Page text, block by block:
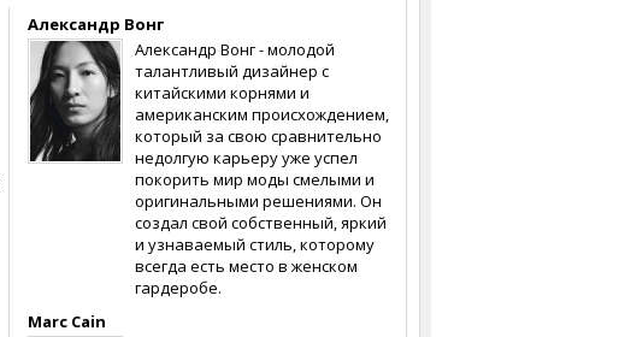
Александр Вонг
Александр Вонг - молодой
талантливый дизайнер с
китайскими корнями и
американским происхождением,
который за свою сравнительно
недолгую карьеру уже успел
покорить мир моды смелыми и
оригинальными решениями. Он
создал свой собственный, яркий
и узнаваемый стиль, которому
всегда есть место в женском
гардеробе.
Marc Cain